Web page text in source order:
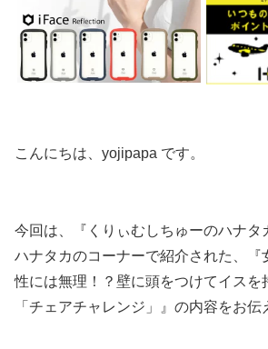
こんにちは、yojipapa です。
今回は、『くりぃむしちゅーのハナタ
ハナタカのコーナーで紹介された、『
性には無理！？壁に頭をつけてイスを
「チェアチャレンジ」』の内容をお伝